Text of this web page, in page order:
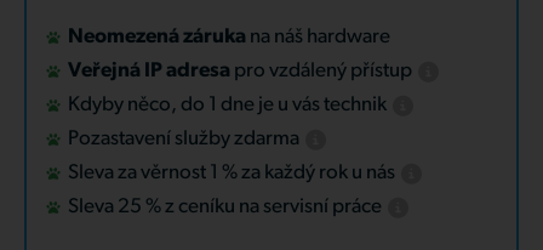
Neomezená záruka na náš hardware
Veřejná IP adresa pro vzdálený přístup
Kdyby něco, do 1 dne je u vás technik
Pozastavení služby zdarma
Sleva za věrnost 1 % za každý rok u nás
Sleva 25 % z ceníku na servisní práce